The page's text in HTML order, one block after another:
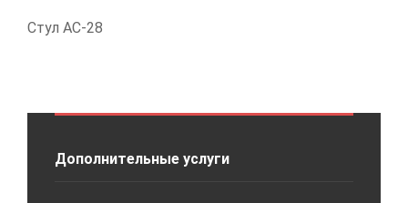
Стул АС-28
Дополнительные услуги